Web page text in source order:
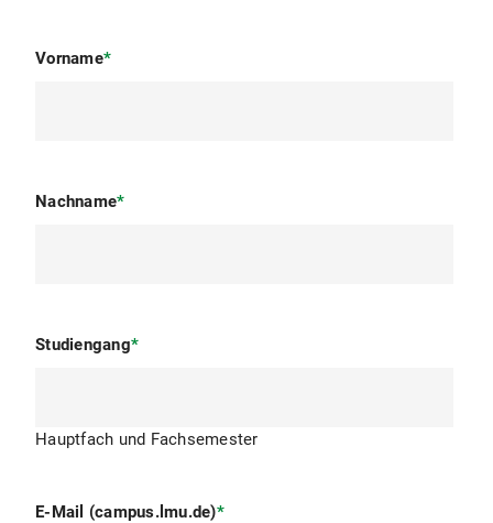
Vorname*
Nachname*
Studiengang*
Hauptfach und Fachsemester
E-Mail (campus.lmu.de)*